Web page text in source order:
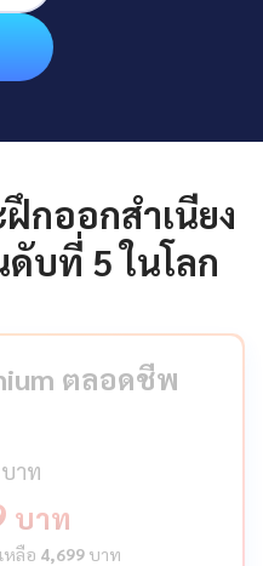
กออกสำเนียง
บที่ 5 ในโลก
ตลอดชีพ
บาท
บาท
หลือ 4,699บาท